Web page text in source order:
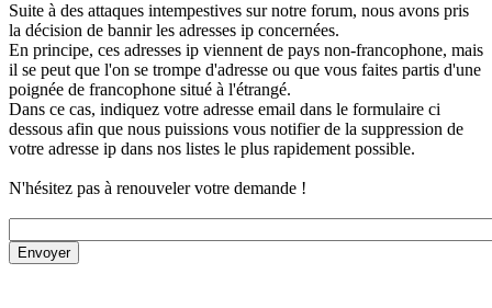
Suite à des attaques intempestives sur notre forum, nous avons pris
la décision de bannir les adresses ip concernées.
En principe, ces adresses ip viennent de pays non-francophone, mais
il se peut que l'on se trompe d'adresse ou que vous faites partis d'une
poignée de francophone situé à l'étrangé.
Dans ce cas, indiquez votre adresse email dans le formulaire ci
dessous afin que nous puissions vous notifier de la suppression de
votre adresse ip dans nos listes le plus rapidement possible.
N'hésitez pas à renouveler votre demande !